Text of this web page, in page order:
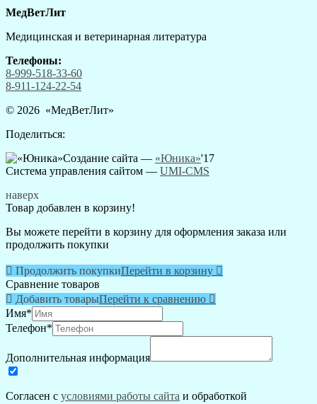
МедВетЛит
Медицинская и ветеринарная литература
Телефоны:
8-999-518-33-60
8-911-124-22-54
© 2026 «МедВетЛит»
Поделиться:
Создание сайта — «Юника»'17
Система управления сайтом — UMI-CMS
наверх
Товар добавлен в корзину!
Вы можете перейти в корзину для оформления заказа или
продолжить покупки
 Продолжить покупкиПерейти в корзину 
Сравнение товаров
 Добавить товарыПерейти к сравнению 
Имя*
Телефон*
Дополнительная информация
Согласен с условиями работы сайта и обработкой